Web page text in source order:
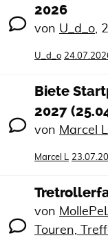
2026
von U_d_o,
U_d_o
Biete
2027
von Marcel L
Marcel L
von
Touren,